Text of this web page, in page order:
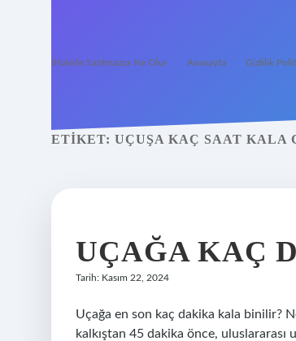
İHalede Satılmazsa Ne Olur Anasayfa Gizlilik
ETIKET: UÇUŞA KAÇ SAAT KALA
UÇAĞA KAÇ
Tarih: Kasım 22, 2024
Uçağa en son kaç dakika kala binilir?
kalkıştan 45 dakika önce, uluslararası